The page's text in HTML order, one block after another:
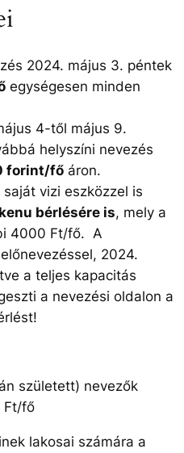
2024. május 3. péntek
egységesen minden
4-től május 9.
helyszíni nevezés
forint/fő áron.
vizi eszközzel is
bérlésére is, mely a
4000 Ft/fő. A
2024.
a teljes kapacitás
a nevezési oldalon a
született) nevezők
Ft/fő
lakosai számára a